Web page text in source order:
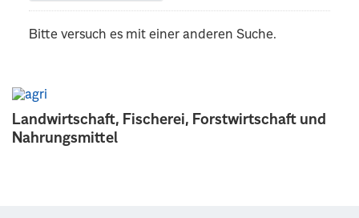
Landwirtschaft, Fischerei, Forstwirtschaft und
Nahrungsmittel
Bitte versuch es mit einer anderen Suche.